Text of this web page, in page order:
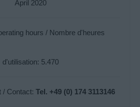
April 2020
hours / Nombre d'heures
d'utilisation: 5.470
/ Contact: Tel. +49 (0) 174 3113146